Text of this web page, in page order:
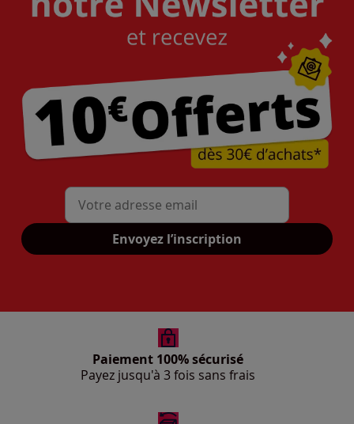
Mon adresse mail
Envoyez l’inscription
Paiement 100% sécurisé
Payez jusqu'à 3 fois sans frais